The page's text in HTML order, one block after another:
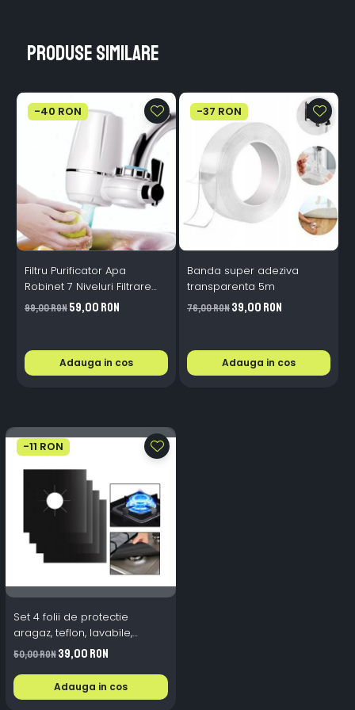
Produse similare
-40 RON
Filtru Purificator Apa
Robinet 7 Niveluri Filtrare
Ceramice 2L/min
99,00 RON59,00 RON
Adauga in cos
-37 RON
Banda super adeziva
transparenta 5m
76,00 RON39,00 RON
Adauga in cos
-11 RON
Set 4 folii de protectie
aragaz, teflon, lavabile,
reutilizabile, Negru/Gri
50,00 RON39,00 RON
Adauga in cos